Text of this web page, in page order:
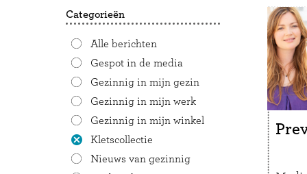
de
Categorieën
Alle berichten
Gespot in de media
Gezinnig in mijn gezin
Gezinnig in mijn werk
Gezinnig in mijn winkel
Kletscollectie
Nieuws van gezinnig